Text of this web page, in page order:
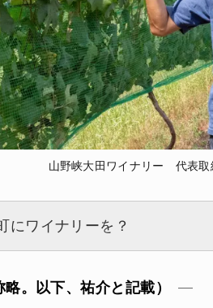
山野峡大田ワイナリー 代表
にワイナリーを？
。以下、祐介と記載）